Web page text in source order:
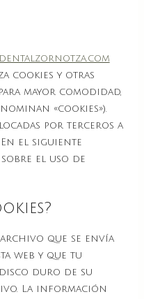
cookies y otras
mayor comodidad,
«cookies»).
por terceros a
el siguiente
el uso de
que se envía
web y que tu
duro de su
La información